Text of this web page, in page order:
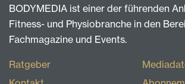
BODYMEDIA ist einer der führenden
Fitness- und Physiobranche in den
Fachmagazine und Events.
Ratgeber